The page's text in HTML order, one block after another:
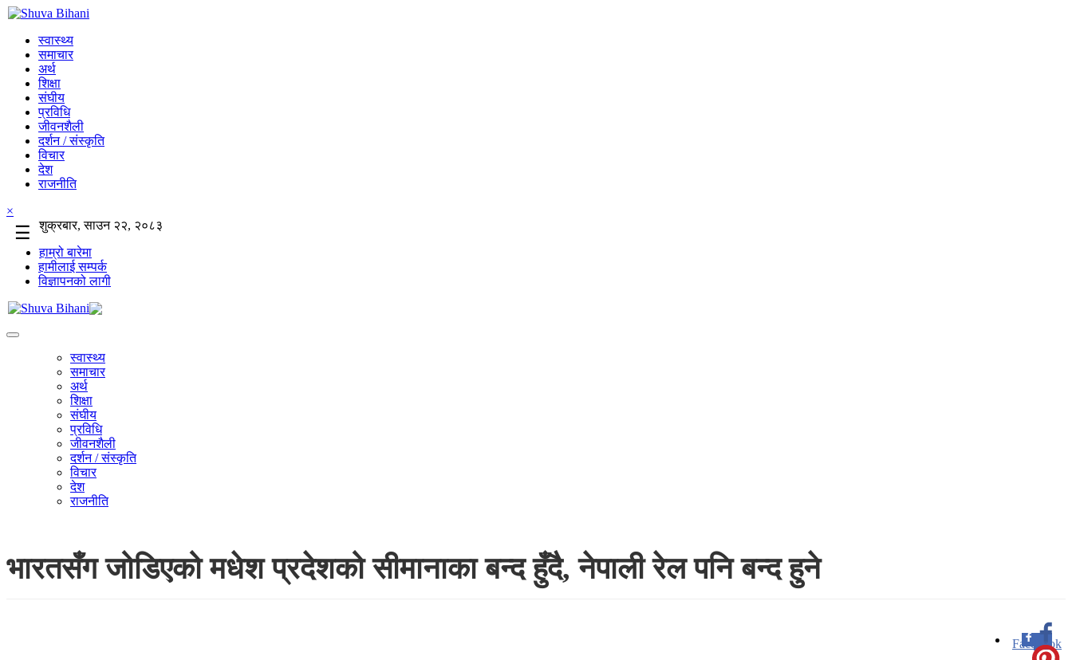
स्वास्थ्य
समाचार
अर्थ
शिक्षा
संघीय
प्रविधि
जीवनशैली
दर्शन / संस्कृति
विचार
देश
राजनीति
×
☰
शुक्रबार, साउन २२, २०८३
हाम्रो बारेमा
हामीलाई सम्पर्क
विज्ञापनको लागी
स्वास्थ्य
समाचार
अर्थ
शिक्षा
संघीय
प्रविधि
जीवनशैली
दर्शन / संस्कृति
विचार
देश
राजनीति
भारतसँग जोडिएको मधेश प्रदेशको सीमानाका बन्द हुँदै, नेपाली रेल पनि बन्द हुने
Facebook
0